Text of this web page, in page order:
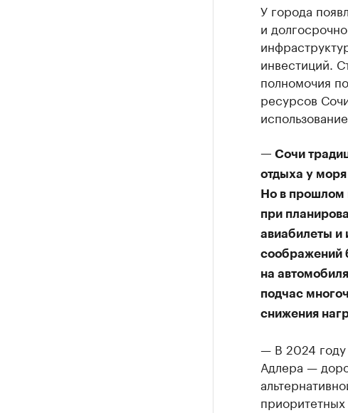
У города
и
инвестиций.
полномочия
ресурсов
— Сочи
отдыха у
Но в прошлом
при
авиабилеты и
соображений
на
подчас
снижения
— В 2024 году
Адлера —